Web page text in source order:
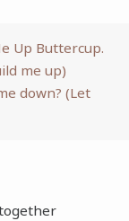
Up Buttercup.
me up)
down? (Let